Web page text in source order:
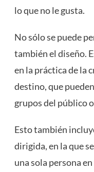
lo que no le gusta.
No sólo se puede
también el diseño.
en la práctica de la
destino, que
grupos del público
Esto también
dirigida, en la que
una sola persona